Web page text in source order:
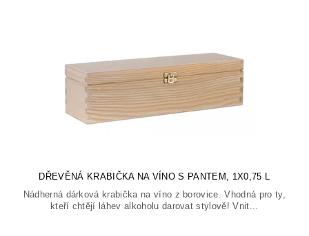
DŘEVĚNÁ KRABIČKA NA VÍNO S PANTEM, 1X0,75 L
Nádherná dárková krabička na víno z borovice. Vhodná pro ty,
kteří chtějí láhev alkoholu darovat stylově! Vnit...